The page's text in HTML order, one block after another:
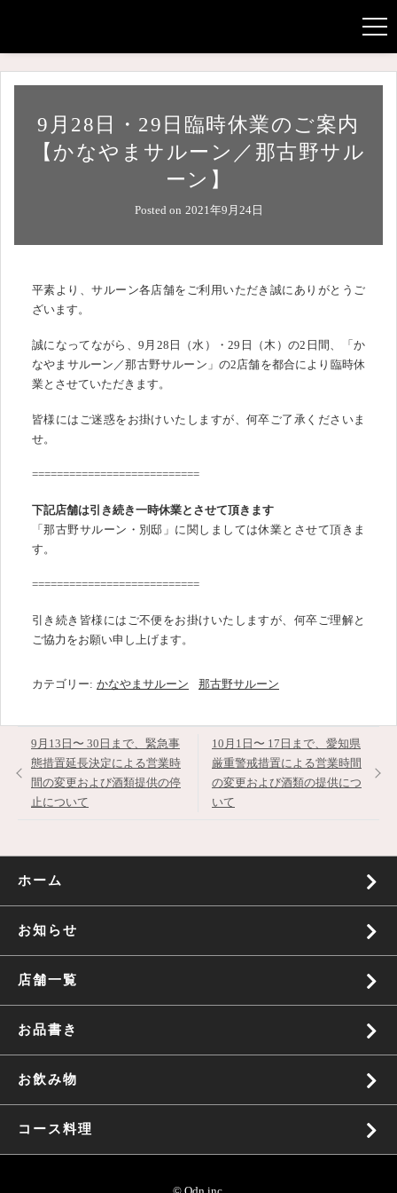
9月28日・29日臨時休業のご案内
【かなやまサルーン／那古野サル
ーン】
Posted on 2021年9月24日
平素より、サルーン各店舗をご利用いただき誠にありがとうご
ざいます。
誠になってながら、9月28日（水）・29日（木）の2日間、「か
なやまサルーン／那古野サルーン」の2店舗を都合により臨時休
業とさせていただきます。
皆様にはご迷惑をお掛けいたしますが、何卒ご了承くださいま
せ。
===========================
下記店舗は引き続き一時休業とさせて頂きます
「那古野サルーン・別邸」に関しましては休業とさせて頂きま
す。
===========================
引き続き皆様にはご不便をお掛けいたしますが、何卒ご理解と
ご協力をお願い申し上げます。
カテゴリー: かなやまサルーン 那古野サルーン
ナ
ン
9月13日〜 30日まで、緊急事
態措置延長決定による営業時
間の変更および酒類提供の停
止について
10月1日〜 17日まで、愛知県
厳重警戒措置による営業時間
の変更および酒類の提供につ
いて
ホーム
お知らせ
店舗一覧
お品書き
お飲み物
コース料理